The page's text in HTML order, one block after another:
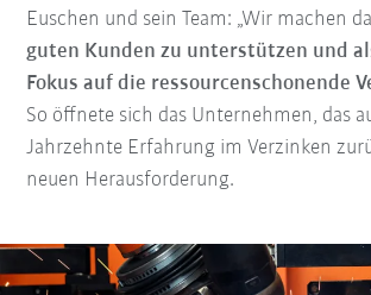
Euschen und sein Team: „Wir machen
guten Kunden zu unterstützen und
Fokus auf die ressourcenschonende
So öffnete sich das Unternehmen, das
Jahrzehnte Erfahrung im Verzinken
neuen Herausforderung.